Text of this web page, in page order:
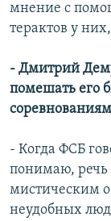
мнение с
терактов у
- Дмитрий
помешать его
- Когда ФСБ
понимаю, речь
мистическим
неудобных